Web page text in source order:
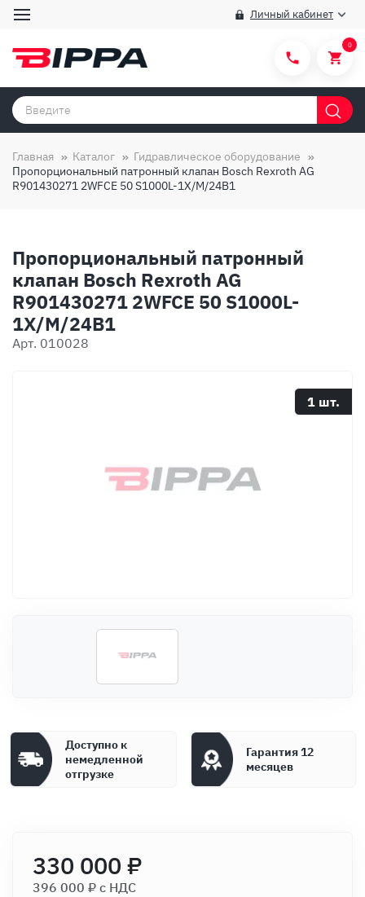
Личный кабинет
Категории товаров
Способы покупки
О компании
Отзывы
Доставка
0
Главная Каталог
Гидравлическое оборудование
Пропорциональный патронный клапан Bosch Rexroth AG
R901430271 2WFCE 50 S1000L-1X/M/24B1
Пропорциональный патронный
клапан Bosch Rexroth AG
R901430271 2WFCE 50 S1000L-
1X/M/24B1
Арт. 010028
1 шт.
Доступно к
немедленной
отгрузке
Гарантия 12
месяцев
330 000 ₽
396 000 ₽ c НДС